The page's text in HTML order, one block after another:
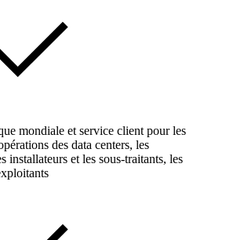
mondiale et service client pour les
des data centers, les
installateurs et les sous-traitants, les